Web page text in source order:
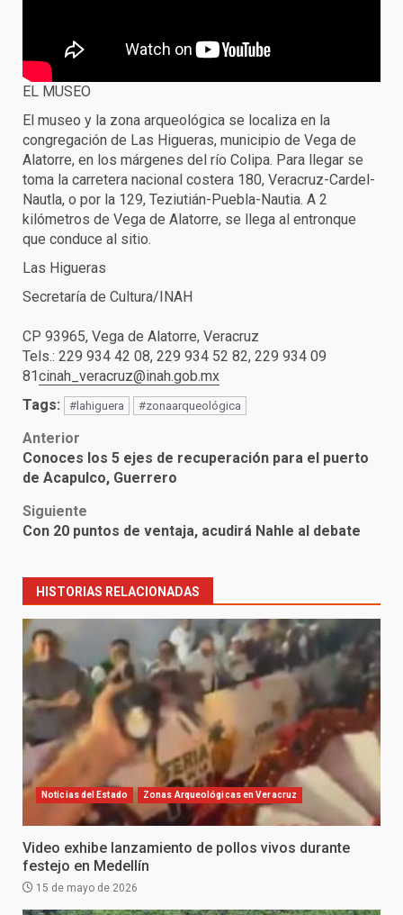
EL MUSEO
El museo y la zona arqueológica se localiza en la
congregación de Las Higueras, municipio de Vega de
Alatorre, en los márgenes del río Colipa. Para llegar se
toma la carretera nacional costera 180, Veracruz-Cardel-
Nautla, o por la 129, Teziutián-Puebla-Nautia. A 2
kilómetros de Vega de Alatorre, se llega al entronque
que conduce al sitio.
Las Higueras
Secretaría de Cultura/INAH
CP 93965, Vega de Alatorre, Veracruz
Tels.: 229 934 42 08, 229 934 52 82, 229 934 09
81cinah_veracruz@inah.gob.mx
Tags:
#lahiguera #zonaarqueológica
Post
navigation
Anterior
Conoces los 5 ejes de recuperación para el puerto
de Acapulco, Guerrero
Siguiente
Con 20 puntos de ventaja, acudirá Nahle al debate
HISTORIAS RELACIONADAS
Noticias del Estado Zonas Arqueológicas en Veracruz
Video exhibe lanzamiento de pollos vivos durante
festejo en Medellín
15 de mayo de 2026